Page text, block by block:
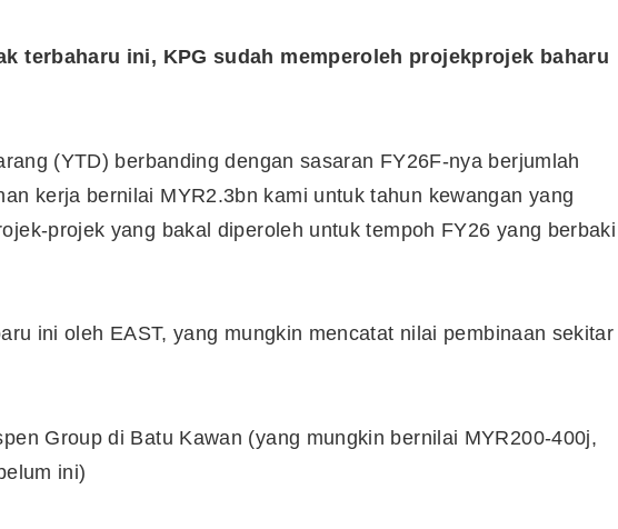
terbaharu ini, KPG sudah memperoleh projekprojek baharu
(YTD) berbanding dengan sasaran FY26F-nya berjumlah
kerja bernilai MYR2.3bn kami untuk tahun kewangan yang
projek yang bakal diperoleh untuk tempoh FY26 yang berbaki
ini oleh EAST, yang mungkin mencatat nilai pembinaan sekitar
Group di Batu Kawan (yang mungkin bernilai MYR200-400j,
ini)